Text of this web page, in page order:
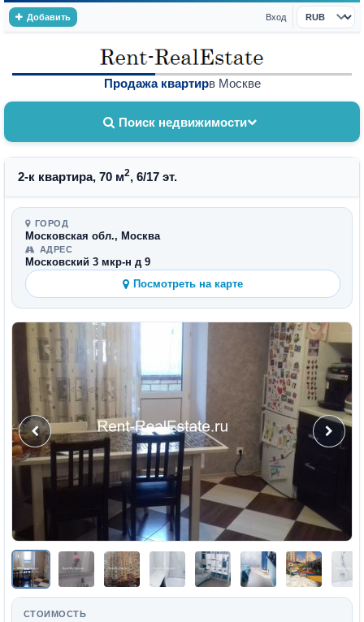
Добавить Вход
Валюта
Продажа квартирв Москве
Поиск недвижимости
2-к квартира, 70 м2, 6/17 эт.
ГОРОД
Московская обл., Москва
АДРЕС
Московский 3 мкр-н д 9
Посмотреть на карте
СТОИМОСТЬ